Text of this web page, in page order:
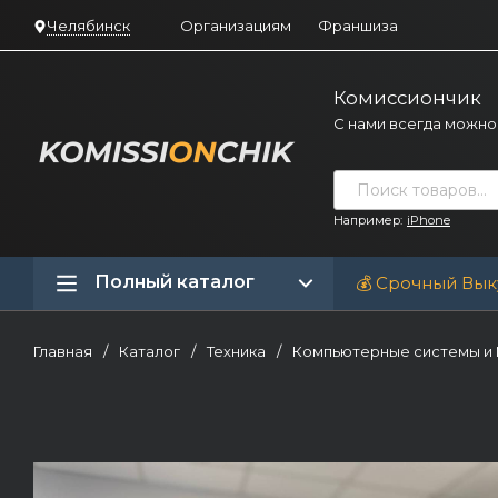
Челябинск Организациям Франшиза
Комиссиончик
С нами всегда
Например: iPhone
Полный каталог 💰 Срочный
Главная / Каталог / Техника / Компьютерные системы